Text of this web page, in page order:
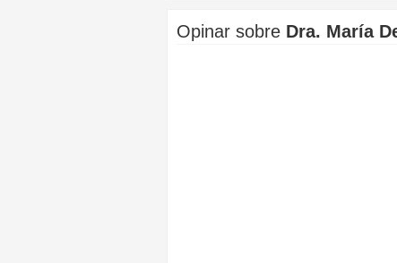
Opinar sobre Dra. María